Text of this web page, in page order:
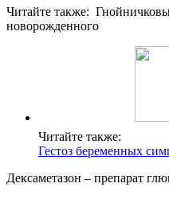
Читайте также:
новорожденного
Читайте также:
Гестоз беременных
Дексаметазон – препарат